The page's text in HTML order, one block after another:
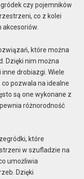
czy pojemników
co z kolei
akcesoriów.
które można
Dzięki nim można
drobiazgi. Wiele
pozwala na idealne
są one wykonane z
różnorodność
które
w szufladzie na
umożliwia
Dzięki